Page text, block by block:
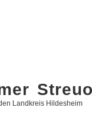
Landkreis Hildesheim